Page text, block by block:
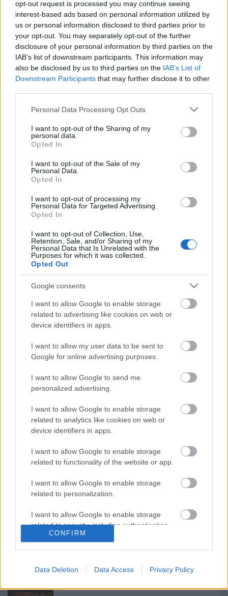
opt-out request is processed you may continue seeing
interest-based ads based on personal information utilized by
us or personal information disclosed to third parties prior to
your opt-out. You may separately opt-out of the further
disclosure of your personal information by third parties on the
IAB’s list of downstream participants. This information may
also be disclosed by us to third parties on the IAB’s List of
Downstream Participants that may further disclose it to other
Please note that this website/app uses one or more Google
not limited to your visit or usage behaviour. You may click to
grant or deny consent to Google and its third-party tags to
use your data for below specified purposes in below Google
consent section.
Personal Data Processing Opt Outs
I want to opt-out of the Sharing of my
personal data.
Opted In
I want to opt-out of the Sale of my
Personal Data.
Opted In
I want to opt-out of processing my
Personal Data for Targeted Advertising.
Opted In
I want to opt-out of Collection, Use,
Retention, Sale, and/or Sharing of my
Personal Data that Is Unrelated with the
Purposes for which it was collected.
Opted Out
Google consents
I want to allow Google to enable storage
related to advertising like cookies on web or
device identifiers in apps.
I want to allow my user data to be sent to
Google for online advertising purposes.
I want to allow Google to send me
personalized advertising.
I want to allow Google to enable storage
related to analytics like cookies on web or
device identifiers in apps.
I want to allow Google to enable storage
related to functionality of the website or app.
I want to allow Google to enable storage
related to personalization.
I want to allow Google to enable storage
related to security, including authentication
functionality and fraud prevention, and other
CONFIRM
Data Deletion Data Access Privacy Policy
közben egy új videó is kikerült a zenekartól, ami
képekben is visszaadja aFotocrimeködös,
melankolikus dark wave hangulatát. Ezt a klipet
találjátok meg lejjebb.
Címkék: fotocrime
Ajánlott bejegyzések:
Grifter - Itt egy új Fotocrime-dal
Jay Weinberg és Barney Greenway is
közreműködik a Fotocrime új dalában
EVANESCENCE: Sanctuary (BMG-
Columbia / Sony Music, 2026)
Még idén stúdióba vonul a Yob